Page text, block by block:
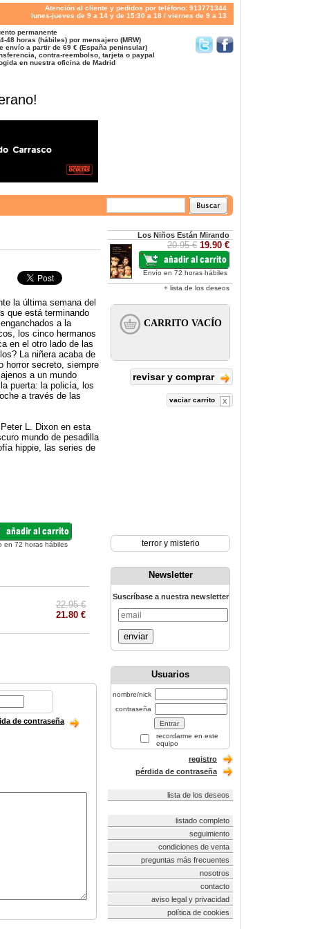
Atención al cliente y pedidos por teléfono: 913771344
lunes-jueves de 9 a 14 y de 15:30 a 18 / viernes de 9 a 13
permanente
48 horas (hábiles) por mensajero (MRW)
envío a partir de 69 € (España peninsular)
contra-reembolso, tarjeta o paypal
en nuestra oficina de Madrid
la última semana del
que está terminando
a la
los cinco hermanos
en el otro lado de las
La niñera acaba de
horror secreto, siempre
a un mundo
puerta: la policía, los
a través de las
L. Dixon en esta
mundo de pesadilla
hippie, las series de
en 72 horas hábiles
22.95 €
21.80 €
de contraseña
Los Niños Están Mirando
20.95 € 19.90 €
Envío en 72 horas hábiles
+ lista de los deseos
revisar y comprar
vaciar carrito
terror y misterio
Newsletter
Suscríbase a nuestra newsletter
enviar
Usuarios
nombre/nick
contraseña
recordarme en este
equipo
registro
pérdida de contraseña
lista de los deseos
listado completo
seguimiento
condiciones de venta
preguntas más frecuentes
nosotros
contacto
aviso legal y privacidad
política de cookies